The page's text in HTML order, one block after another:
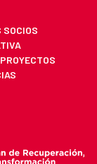
SOCIOS